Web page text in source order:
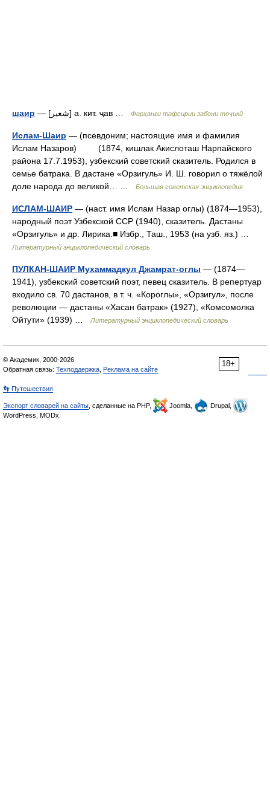
шаир — [شعير] а. кит. ҷав … Фарҳанги тафсирии забони тоҷикӣ
Ислам-Шаир — (псевдоним; настоящие имя и фамилия
Ислам Назаров) (1874, кишлак Акислоташ Нарпайского
района 17.7.1953), узбекский советский сказитель. Родился в
семье батрака. В дастане «Орзигуль» И. Ш. говорил о тяжёлой
доле народа до великой… …
Большая советская энциклопедия
ИСЛАМ-ШАИР — (наст. имя Ислам Назар оглы) (1874—1953),
народный поэт Узбекской ССР (1940), сказитель. Дастаны
«Орзигуль» и др. Лирика.■ Избр., Таш., 1953 (на узб. яз.) …
Литературный энциклопедический словарь
ПУЛКАН-ШАИР Мухаммадкул Джамрат-оглы — (1874—
1941), узбекский советский поэт, певец сказитель. В репертуар
входило св. 70 дастанов, в т. ч. «Короглы», «Орзигул», после
революции — дастаны «Хасан батрак» (1927), «Комсомолка
Ойтути» (1939) …
Литературный энциклопедический словарь
18+
© Академик, 2000-2026
Обратная связь: Техподдержка Реклама на сайте
👣 Путешествия
Экспорт словарей на сайты , сделанные на PHP, Joomla,
Drupal,
WordPress, MODx.